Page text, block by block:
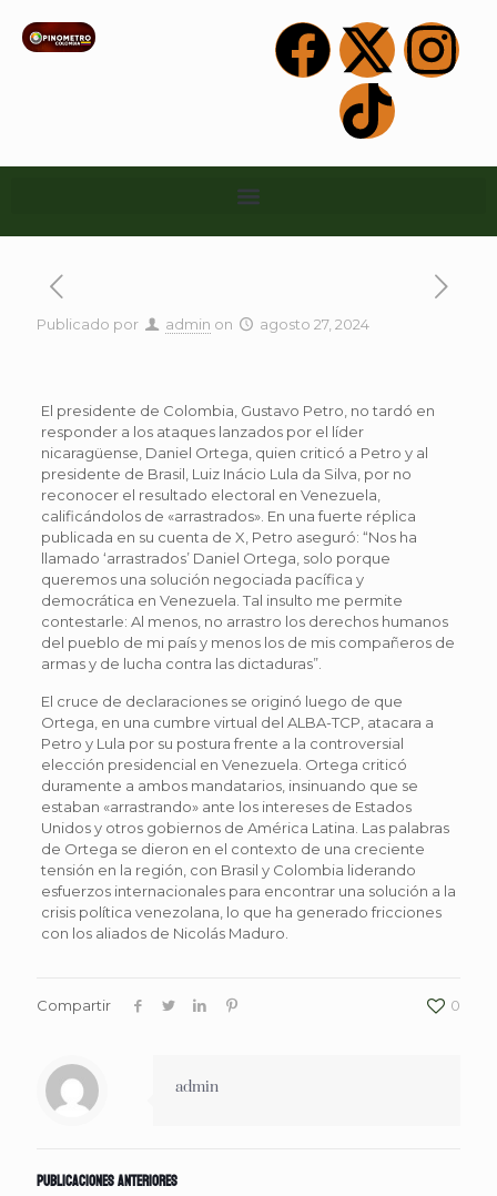
Publicado por admin on agosto 27, 2024
El presidente de Colombia, Gustavo Petro, no tardó en
responder a los ataques lanzados por el líder
nicaragüense, Daniel Ortega, quien criticó a Petro y al
presidente de Brasil, Luiz Inácio Lula da Silva, por no
reconocer el resultado electoral en Venezuela,
calificándolos de «arrastrados». En una fuerte réplica
publicada en su cuenta de X, Petro aseguró: “Nos ha
llamado ‘arrastrados’ Daniel Ortega, solo porque
queremos una solución negociada pacífica y
democrática en Venezuela. Tal insulto me permite
contestarle: Al menos, no arrastro los derechos humanos
del pueblo de mi país y menos los de mis compañeros de
armas y de lucha contra las dictaduras”.
El cruce de declaraciones se originó luego de que
Ortega, en una cumbre virtual del ALBA-TCP, atacara a
Petro y Lula por su postura frente a la controversial
elección presidencial en Venezuela. Ortega criticó
duramente a ambos mandatarios, insinuando que se
estaban «arrastrando» ante los intereses de Estados
Unidos y otros gobiernos de América Latina. Las palabras
de Ortega se dieron en el contexto de una creciente
tensión en la región, con Brasil y Colombia liderando
esfuerzos internacionales para encontrar una solución a la
crisis política venezolana, lo que ha generado fricciones
con los aliados de Nicolás Maduro.
Compartir 0
admin
Publicaciones anteriores